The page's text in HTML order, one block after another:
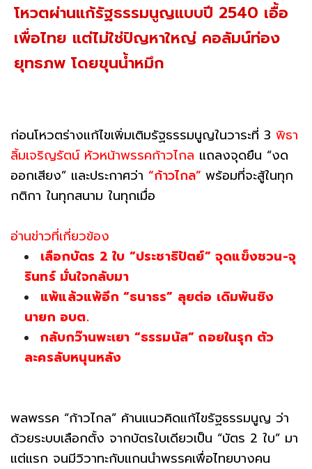
โหวตผ่านแก้รัฐธรรมนูญแบบปี 2540 เอื้อ
เพื่อไทย แต่ไม่ใช่ปัญหาใหญ่ คอลัมน์ท่อง
ยุทธภพ โดยขุนน้ำหมึก
ก่อนโหวตร่างแก้ไขเพิ่มเติมรัฐธรรมนูญในวาระที่ 3 พิธา
ลิ้มเจริญรัตน์ หัวหน้าพรรคก้าวไกล แถลงจุดยืน “งด
ออกเสียง” และประกาศว่า “ก้าวไกล” พร้อมที่จะสู้ในทุก
กติกา ในทุกสนาม ในทุกเมื่อ
อ่านข่าวที่เกี่ยวข้อง
เลือกบัตร 2 ใบ “ประชาธิปัตย์” จุดแข็งชวน-จุ
รินทร์ มั่นใจกลับมา
แพ้แล้วแพ้อีก “ธนาธร” ลุยต่อ เดิมพันชิง
นายก อบต.
กลับกว๊านพะเยา “ธรรมนัส” ถอยในรุก ตัว
ละครลับหนุนหลัง
พลพรรค “ก้าวไกล” ค้านแนวคิดแก้ไขรัฐธรรมนูญ ว่า
ด้วยระบบเลือกตั้ง จากบัตรใบเดียวเป็น “บัตร 2 ใบ” มา
แต่แรก จนมีวิวาทะกับแกนนำพรรคเพื่อไทยบางคน